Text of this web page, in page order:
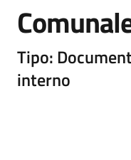
Tipo:
interno